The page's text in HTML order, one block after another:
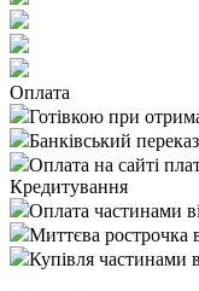
Оплата
Готівкою при
Банківський
Оплата на сайті
Кредитування
Оплата
Миттєва
Купівля частинами